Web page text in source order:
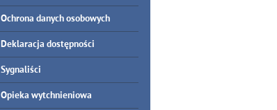
Ochrona danych osobowych
Deklaracja dostępności
Sygnaliści
Opieka wytchnieniowa